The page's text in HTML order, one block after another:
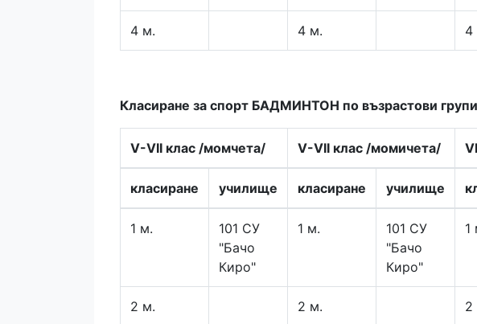
4 м. 4 м. 4
Класиране за спорт БАДМИНТОН по възрастови
V-VII клас /момчета/ V-VII клас /момичета/
класиране училище класиране училище
1 м.
101 СУ
"Бачо
Киро"
1 м.
101 СУ
"Бачо
Киро"
1
2 м. 2 м. 2